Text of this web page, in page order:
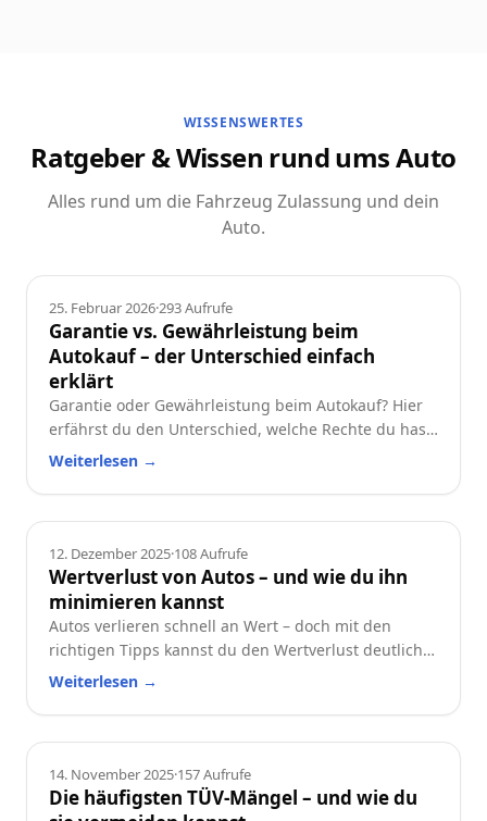
WISSENSWERTES
Ratgeber & Wissen rund ums Auto
Alles rund um die Fahrzeug Zulassung und dein
Auto.
Ratgeber
25. Februar 2026·293Aufrufe
Garantie vs. Gewährleistung beim
Autokauf – der Unterschied einfach
erklärt
Garantie oder Gewährleistung beim Autokauf? Hier
erfährst du den Unterschied, welche Rechte du hast
und worauf du beim Neu- oder Gebrauchtwagen
Weiterlesen →
Ratgeber
12. Dezember 2025·108Aufrufe
Wertverlust von Autos – und wie du ihn
minimieren kannst
Autos verlieren schnell an Wert – doch mit den
richtigen Tipps kannst du den Wertverlust deutlich
reduzieren. Erfahre, welche Faktoren besonders
wertstabil hältst.
Weiterlesen →
Ratgeber
14. November 2025·157Aufrufe
Die häufigsten TÜV-Mängel – und wie du